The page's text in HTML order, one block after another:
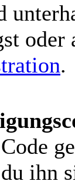
oder
.
ihn